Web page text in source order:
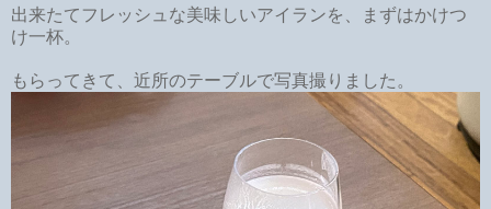
出来たてフレッシュな美味しいアイランを、まずはかけつ
け一杯。
もらってきて、近所のテーブルで写真撮りました。